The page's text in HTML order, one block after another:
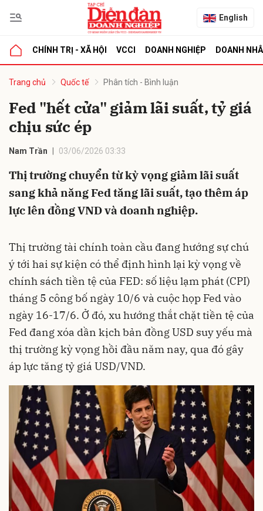
English
CHÍNH TRỊ - XÃ HỘI VCCI DOANH NGHIỆP DOANH
Trang chủ Quốc tế Phân tích - Bình luận
Fed "hết cửa" giảm lãi suất, tỷ giá
chịu sức ép
Nam Trần 03/06/2026 03:33
Thị trường chuyển từ kỳ vọng giảm lãi suất
sang khả năng Fed tăng lãi suất, tạo thêm áp
lực lên đồng VND và doanh nghiệp.
Thị trường tài chính toàn cầu đang hướng sự chú
ý tới hai sự kiện có thể định hình lại kỳ vọng về
chính sách tiền tệ của FED: số liệu lạm phát (CPI)
tháng 5 công bố ngày 10/6 và cuộc họp Fed vào
ngày 16-17/6. Ở đó, xu hướng thắt chặt tiền tệ của
Fed đang xóa dần kịch bản đồng USD suy yếu mà
thị trường kỳ vọng hồi đầu năm nay, qua đó gây
áp lực tăng tỷ giá USD/VND.
luận
Hủy